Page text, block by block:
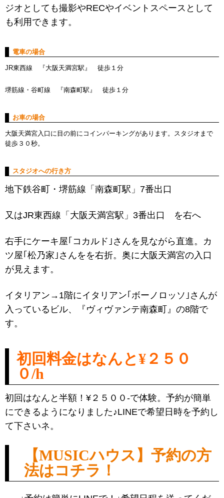
ジオとしても撮影やRECやイベントスペースとして
も利用できます。
電車の場合
JR東西線 『大阪天満宮駅』 徒歩１分
堺筋線・谷町線 『南森町駅』 徒歩１分
お車の場合
大阪天満宮入口に目の前にコインパーキングがあります。スタジオまで
徒歩３０秒。
スタジオへの行き方
地下鉄谷町・堺筋線「南森町駅」7番出口
又はJR東西線「大阪天満宮駅」3番出口 を右へ
右手にケーキ屋｢コカルド｣さんを見ながら直進。カ
ツ屋｢松乃家｣さんをを右折。奥に大阪天満宮の入口
が見えます。
イタリアン→1階にイタリアン｢ボーノロッソ｣さんが
入っているビル、『ヴィヴァンテ南森町』の8階で
す。
初回料金はなんと¥２５０
０/h
初回はなんと半額！¥２５００-で体験。予約が簡単
にできるようになりました♪LINEで希望日時を予約し
て下さいネ。
【MUSICハウス】予約の方
法はコチラ！